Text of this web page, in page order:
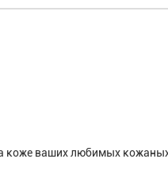
коже ваших любимых